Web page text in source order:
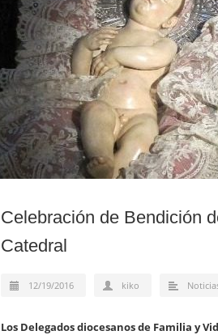
Celebración de Bendición
Catedral
12/19/2016 kiko
Los Delegados diocesanos de Familia y